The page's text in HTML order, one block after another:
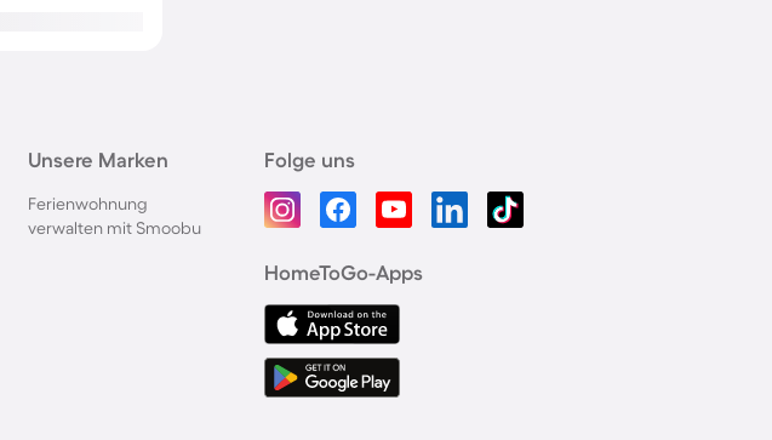
Unsere Marken
Ferienwohnung
verwalten mit Smoobu
Folge uns
HomeToGo-Apps